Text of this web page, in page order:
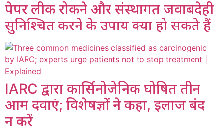
पेपर लीक रोकने और संस्थागत जवाबदेही
सुनिश्चित करने के उपाय क्या हो सकते हैं
IARC द्वारा कार्सिनोजेनिक घोषित तीन
आम दवाएं; विशेषज्ञों ने कहा, इलाज बंद
न करें